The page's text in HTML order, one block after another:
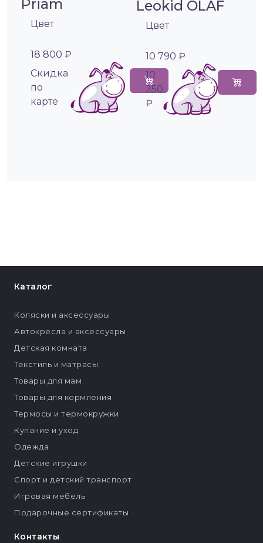
Priam
Цвет
18 800 ₽
Cкидка
по
карте
Leokid OLAF
Цвет
10 790 ₽
10
250
₽
Контакты
Каталог
Коляски и аксессуары
Автокресла и аксессуары
Детская комната
Текстиль и матрасы
Товары для мам
Товары для кормления
Термосы и термокружки
Купание и уход
Одежда
Детские игрушки
Спорт и детский транспорт
Игровая мебель
Подарочные сертификаты